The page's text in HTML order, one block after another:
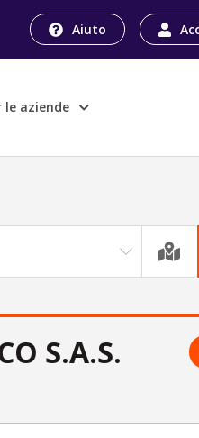
Aiuto
le aziende
S.A.S.